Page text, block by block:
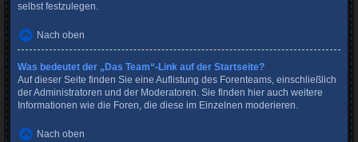
selbst festzulegen.
Nach oben
Was bedeutet der „Das Team“-Link auf der Startseite?
Auf dieser Seite finden Sie eine Auflistung des Forenteams, einschließlich
der Administratoren und der Moderatoren. Sie finden hier auch weitere
Informationen wie die Foren, die diese im Einzelnen moderieren.
Nach oben